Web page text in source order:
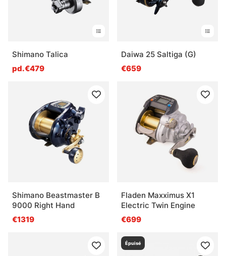
Shimano Talica
pd.€479
Daiwa 25 Saltiga (G)
€659
Shimano Beastmaster B
9000 Right Hand
€1319
Fladen Maxximus X1
Electric Twin Engine
€699
Épuisé